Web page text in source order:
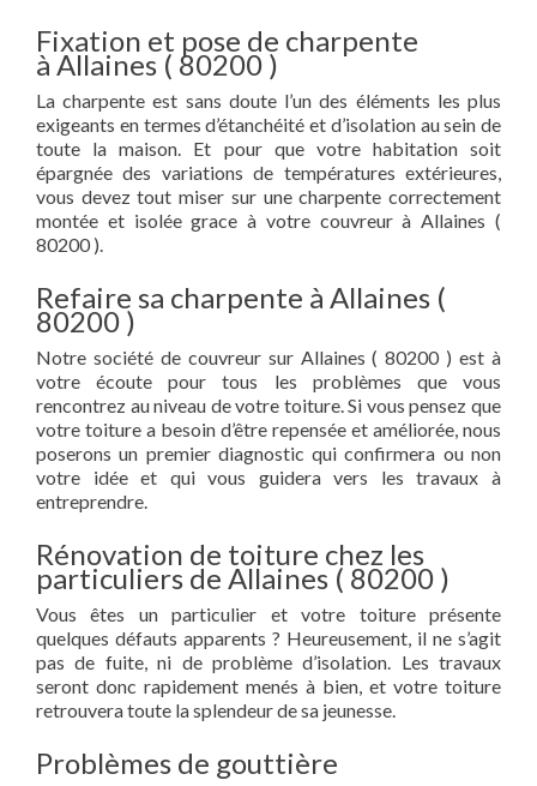
Fixation et pose de charpente
à Allaines ( 80200 )
La charpente est sans doute l’un des éléments les plus
exigeants en termes d’étanchéité et d’isolation au sein de
toute la maison. Et pour que votre habitation soit
épargnée des variations de températures extérieures,
vous devez tout miser sur une charpente correctement
montée et isolée grace à votre couvreur à Allaines (
80200 ).
Refaire sa charpente à Allaines (
80200 )
Notre société de couvreur sur Allaines ( 80200 ) est à
votre écoute pour tous les problèmes que vous
rencontrez au niveau de votre toiture. Si vous pensez que
votre toiture a besoin d’être repensée et améliorée, nous
poserons un premier diagnostic qui confirmera ou non
votre idée et qui vous guidera vers les travaux à
entreprendre.
Rénovation de toiture chez les
particuliers de Allaines ( 80200 )
Vous êtes un particulier et votre toiture présente
quelques défauts apparents ? Heureusement, il ne s’agit
pas de fuite, ni de problème d’isolation. Les travaux
seront donc rapidement menés à bien, et votre toiture
retrouvera toute la splendeur de sa jeunesse.
Problèmes de gouttière